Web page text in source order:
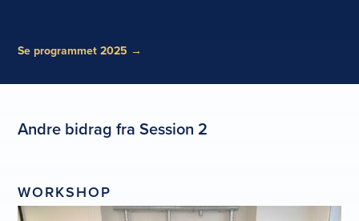
Se programmet 2025 →
Andre bidrag fra Session 2
WORKSHOP